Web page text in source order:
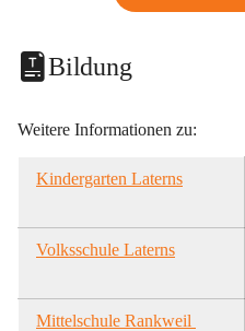
Bildung
Weitere Informationen zu:
Kindergarten Laterns
Volksschule Laterns
Mittelschule Rankweil